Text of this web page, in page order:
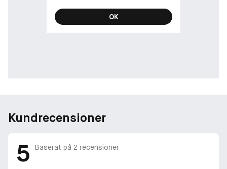
OK
Kundrecensioner
5 Baserat på 2 recensioner